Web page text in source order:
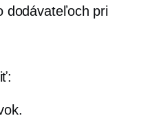
dodávateľoch pri